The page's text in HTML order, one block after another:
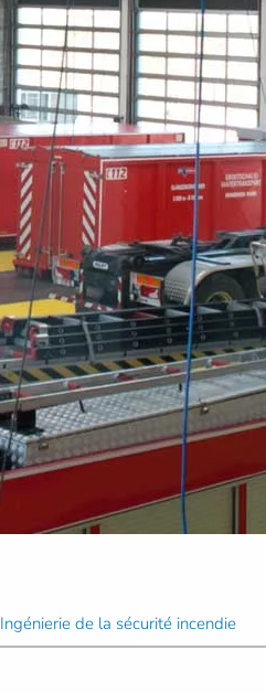
Ingénierie de la sécurité incendie